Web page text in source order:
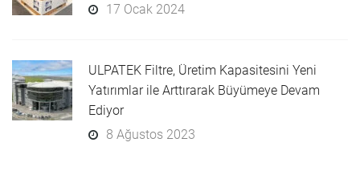
17 Ocak 2024
ULPATEK Filtre, Üretim Kapasitesini Yeni
Yatırımlar ile Arttırarak Büyümeye Devam
Ediyor
8 Ağustos 2023